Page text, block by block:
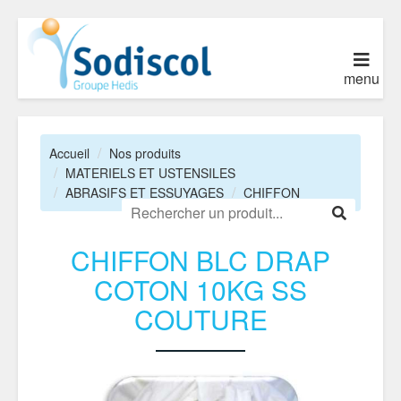
menu
Accueil
Nos produits
MATERIELS ET USTENSILES
ABRASIFS ET ESSUYAGES
CHIFFON
CHIFFON BLC DRAP
COTON 10KG SS
COUTURE